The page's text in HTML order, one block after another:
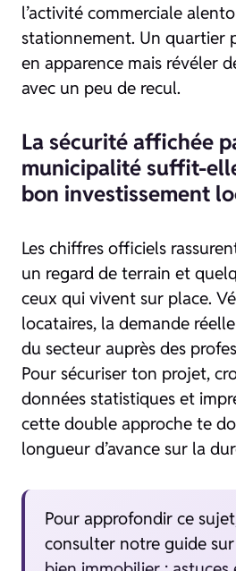
l’activité commerciale
stationnement. Un quartier
en apparence mais révéler
avec un peu de recul.
La sécurité affichée
municipalité suffit-
bon investissement
Les chiffres officiels
un regard de terrain et
ceux qui vivent sur place.
locataires, la demande
du secteur auprès des
Pour sécuriser ton projet,
données statistiques et
cette double approche te
longueur d’avance sur la
Pour approfondir ce
consulter notre guide sur